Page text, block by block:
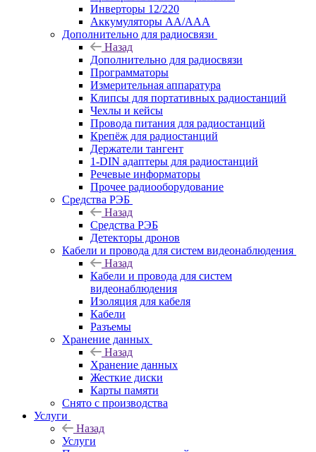
Инверторы 12/220
Аккумуляторы АА/ААА
Дополнительно для радиосвязи
Назад
Дополнительно для радиосвязи
Программаторы
Измерительная аппаратура
Клипсы для портативных радиостанций
Чехлы и кейсы
Провода питания для радиостанций
Крепёж для радиостанций
Держатели тангент
1-DIN адаптеры для радиостанций
Речевые информаторы
Прочее радиооборудование
Средства РЭБ
Назад
Средства РЭБ
Детекторы дронов
Кабели и провода для систем видеонаблюдения
Назад
Кабели и провода для систем
видеонаблюдения
Изоляция для кабеля
Кабели
Разъемы
Хранение данных
Назад
Хранение данных
Жесткие диски
Карты памяти
Снято с производства
Услуги
Назад
Услуги